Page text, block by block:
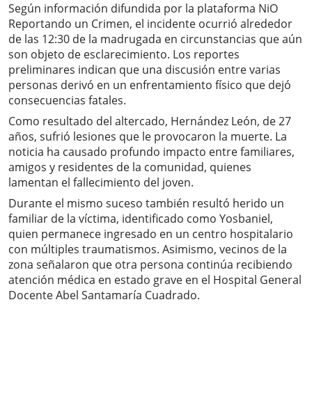
Según información difundida por la plataforma NiO
Reportando un Crimen, el incidente ocurrió alrededor
de las 12:30 de la madrugada en circunstancias que aún
son objeto de esclarecimiento. Los reportes
preliminares indican que una discusión entre varias
personas derivó en un enfrentamiento físico que dejó
consecuencias fatales.
Como resultado del altercado, Hernández León, de 27
años, sufrió lesiones que le provocaron la muerte. La
noticia ha causado profundo impacto entre familiares,
amigos y residentes de la comunidad, quienes
lamentan el fallecimiento del joven.
Durante el mismo suceso también resultó herido un
familiar de la víctima, identificado como Yosbaniel,
quien permanece ingresado en un centro hospitalario
con múltiples traumatismos. Asimismo, vecinos de la
zona señalaron que otra persona continúa recibiendo
atención médica en estado grave en el Hospital General
Docente Abel Santamaría Cuadrado.